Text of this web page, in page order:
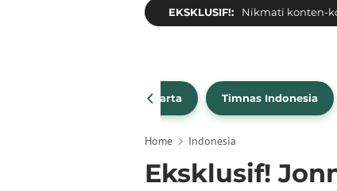
EKSKLUSIF!: Nikmati konten-
Persija Jakarta Timnas Indonesia
Home Indonesia
Eksklusif!